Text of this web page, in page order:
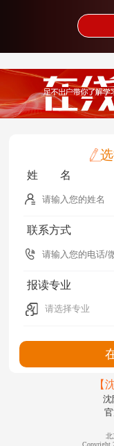
姓 名
联系方式
报读专业
【
沈
北
Copyright